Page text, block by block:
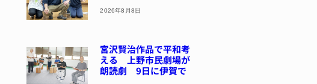
2026年8月8日
宮沢賢治作品で平和考
える 上野市民劇場が
朗読劇 9日に伊賀で